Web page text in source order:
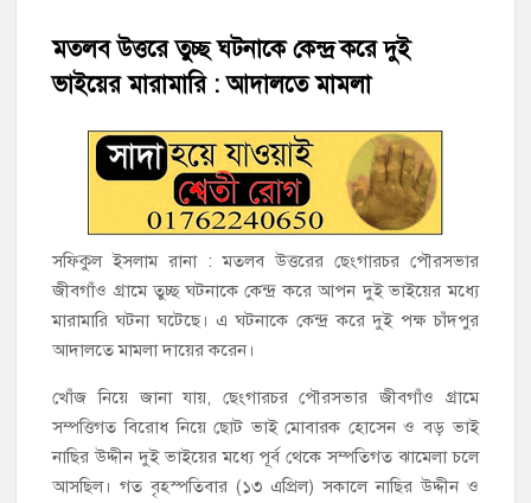
শাহরাস্তিতে মসজিদ কমিটি নিয়ে সংঘর্ষ, উভয় পক্ষের আহত ৫
হাজীগঞ্জের টোরাগড় কাজী বাড়ি সড়কে রহিমা ভবনের প্রধান ফটক লক
হাজীগঞ্জ পৌরসভার মেয়র প্রার্থী অ্যাড. টিটু টোরাগড় পূর্বপাড়া জামে
মসজিদে জুমা আদায়
হাজীগঞ্জে শিক্ষার্থীদের লেখাপড়ার মানোন্নয়নে ও উপস্থিতি নিশ্চিতকরণে
অভিভাবক সমাবেশ
হাজীগঞ্জে অস্বাস্থ্যকর পরিবেশে খাবার প্রস্তুত: ২ হোটেলকে ৪৫ হাজার
টাকা জরিমানা
মতলব উত্তরে তুচ্ছ ঘটনাকে কেন্দ্র করে দুই
ভাইয়ের মারামারি : আদালতে মামলা
সফিকুল ইসলাম রানা : মতলব উত্তরের ছেংগারচর পৌরসভার
জীবগাঁও গ্রামে তুচ্ছ ঘটনাকে কেন্দ্র করে আপন দুই ভাইয়ের মধ্যে
মারামারি ঘটনা ঘটেছে। এ ঘটনাকে কেন্দ্র করে দুই পক্ষ চাঁদপুর
আদালতে মামলা দায়ের করেন।
খোঁজ নিয়ে জানা যায়, ছেংগারচর পৌরসভার জীবগাঁও গ্রামে
সম্পত্তিগত বিরোধ নিয়ে ছোট ভাই মোবারক হোসেন ও বড় ভাই
নাছির উদ্দীন দুই ভাইয়ের মধ্যে পূর্ব থেকে সম্পতিগত ঝামেলা চলে
আসছিল। গত বৃহস্পতিবার (১৩ এপ্রিল) সকালে নাছির উদ্দীন ও